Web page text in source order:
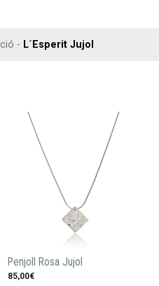
- L´Esperit Jujol
Penjoll Rosa Jujol
85,00€